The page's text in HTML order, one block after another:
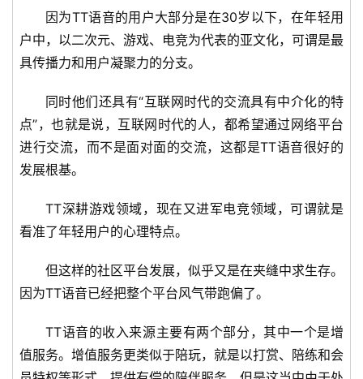
页
业
5
人
能
因为TT语音的用户大部分是在30岁以下，在年轻用
户中，以二次元、游戏、电竞为代表的亚文化，可谓是最
具传播力和用户凝聚力的分支。
同时他们还具有“互联网时代的交流具有中介化的特
点”，也就是说，互联网时代的人，都希望通过网络平台
进行交流，而不是面对面的交流，这都是TT语音很好的
发展根基。
TT深耕游戏领域，现在又进军电竞领域，可谓就是
看准了年轻用户的心理特点。
但这样的社区平台发展，似乎又是在夹缝中求生存。
因为TT语音已经把整个平台风气带跑偏了。
TT语音的收入来源主要有两个部分，其中一个是增
值服务。增值服务更类似于陪玩，就是以打赏、陪练和会